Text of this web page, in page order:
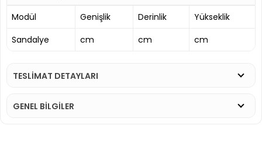
Modül
Genişlik Derinlik
Yükseklik
Sandalye
cm cm cm
TESLİMAT DETAYLARI
GENEL BİLGİLER